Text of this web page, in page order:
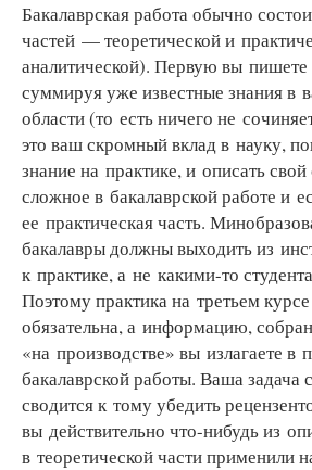
Бакалаврская работа обычно
частей — теоретической и
аналитической). Первую вы
суммируя уже известные знания в
области (то есть ничего не
это ваш скромный вклад в науку,
знание на практике, и описать
сложное в бакалаврской работе и
ее практическая часть.
бакалавры должны выходить из
к практике, а не какими-то
Поэтому практика на третьем
обязательна, а информацию,
«на производстве» вы излагаете в
бакалаврской работы. Ваша задача
сводится к тому убедить
вы действительно что-нибудь из
в теоретической части применили